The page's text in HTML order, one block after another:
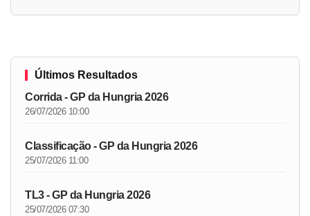
Últimos Resultados
Corrida - GP da Hungria 2026
26/07/2026 10:00
Classificação - GP da Hungria 2026
25/07/2026 11:00
TL3 - GP da Hungria 2026
25/07/2026 07:30